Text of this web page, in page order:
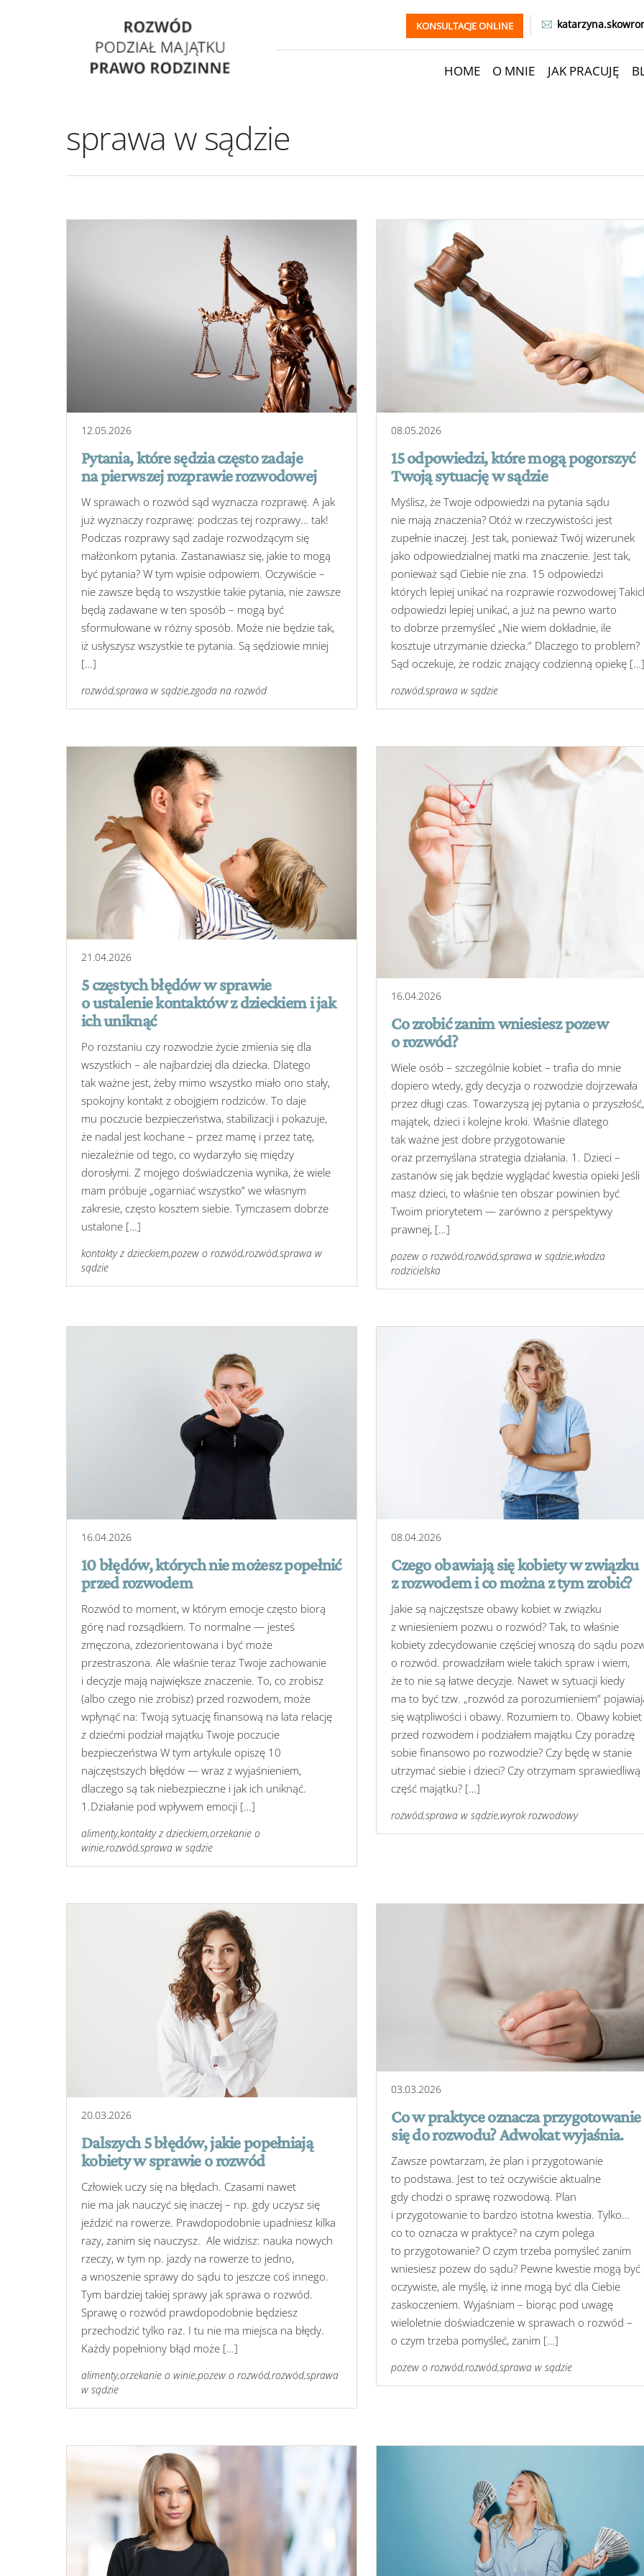
KONSULTACJE ONLINE
HOME O MNIE JAK PRACUJĘ
sprawa w sądzie
12.05.2026
Pytania, które sędzia często zadaje
na pierwszej rozprawie rozwodowej
W sprawach o rozwód sąd wyznacza rozprawę. A jak
już wyznaczy rozprawę: podczas tej rozprawy… tak!
Podczas rozprawy sąd zadaje rozwodzącym się
małżonkom pytania. Zastanawiasz się, jakie to mogą
być pytania? W tym wpisie odpowiem. Oczywiście –
nie zawsze będą to wszystkie takie pytania, nie zawsze
będą zadawane w ten sposób – mogą być
sformułowane w różny sposób. Może nie będzie tak,
iż usłyszysz wszystkie te pytania. Są sędziowie mniej
[…]
rozwód,sprawa w sądzie,zgoda na rozwód
08.05.2026
15 odpowiedzi, które mogą pogorszyć
Twoją sytuację w sądzie
Myślisz, że Twoje odpowiedzi na pytania sądu
nie mają znaczenia? Otóż w rzeczywistości jest
zupełnie inaczej. Jest tak, ponieważ Twój wizerunek
jako odpowiedzialnej matki ma znaczenie. Jest tak,
ponieważ sąd Ciebie nie zna. 15 odpowiedzi
których lepiej unikać na rozprawie rozwodowej
odpowiedzi lepiej unikać, a już na pewno warto
to dobrze przemyśleć „Nie wiem dokładnie, ile
kosztuje utrzymanie dziecka.” Dlaczego to problem?
Sąd oczekuje, że rodzic znający codzienną opiekę
rozwód,sprawa w sądzie
21 .04.2026
5 częstych błędów w sprawie
o ustalenie kontaktów z dzieckiem i jak
ich uniknąć
Po rozstaniu czy rozwodzie życie zmienia się dla
wszystkich – ale najbardziej dla dziecka. Dlatego
tak ważne jest, żeby mimo wszystko miało ono stały,
spokojny kontakt z obojgiem rodziców. To daje
mu poczucie bezpieczeństwa, stabilizacji i pokazuje,
że nadal jest kochane – przez mamę i przez tatę,
niezależnie od tego, co wydarzyło się między
dorosłymi. Z mojego doświadczenia wynika, że wiele
mam próbuje „ogarniać wszystko” we własnym
zakresie, często kosztem siebie. Tymczasem dobrze
ustalone […]
kontakty z dzieckiem,pozew o rozwód,rozwód,sprawa w
sądzie
16.04.2026
Co zrobić zanim wniesiesz pozew
o rozwód?
Wiele osób – szczególnie kobiet – trafia do mnie
dopiero wtedy, gdy decyzja o rozwodzie dojrzewała
przez długi czas. Towarzyszą jej pytania o przyszłość,
majątek, dzieci i kolejne kroki. Właśnie dlatego
tak ważne jest dobre przygotowanie
oraz przemyślana strategia działania. 1. Dzieci –
zastanów się jak będzie wyglądać kwestia opieki Jeśli
masz dzieci, to właśnie ten obszar powinien być
Twoim priorytetem — zarówno z perspektywy
prawnej, […]
pozew o rozwód,rozwód,sprawa w sądzie,władza
rodzicielska
16.04.2026
10 błędów, których nie możesz popełnić
przed rozwodem
Rozwód to moment, w którym emocje często biorą
górę nad rozsądkiem. To normalne — jesteś
zmęczona, zdezorientowana i być może
przestraszona. Ale właśnie teraz Twoje zachowanie
i decyzje mają największe znaczenie. To, co zrobisz
(albo czego nie zrobisz) przed rozwodem, może
wpłynąć na: Twoją sytuację finansową na lata relację
z dziećmi podział majątku Twoje poczucie
bezpieczeństwa W tym artykule opiszę 10
najczęstszych błędów — wraz z wyjaśnieniem,
dlaczego są tak niebezpieczne i jak ich uniknąć.
1.Działanie pod wpływem emocji […]
alimenty,kontakty z dzieckiem,orzekanie o
winie,rozwód,sprawa w sądzie
08.04.2026
Czego obawiają się kobiety w związku
z rozwodem i co można z tym zrobić?
Jakie są najczęstsze obawy kobiet w związku
z wniesieniem pozwu o rozwód? Tak, to właśnie
kobiety zdecydowanie częściej wnoszą do sądu
o rozwód. prowadziłam wiele takich spraw i wiem,
że to nie są łatwe decyzje. Nawet w sytuacji kiedy
ma to być tzw. „rozwód za porozumieniem”
się wątpliwości i obawy. Rozumiem to. Obawy kobiet
przed rozwodem i podziałem majątku Czy poradzę
sobie finansowo po rozwodzie? Czy będę w stanie
utrzymać siebie i dzieci? Czy otrzymam sprawiedliwą
część majątku? […]
rozwód,sprawa w sądzie,wyrok rozwodowy
20.03.2026
Dalszych 5 błędów, jakie popełniają
kobiety w sprawie o rozwód
Człowiek uczy się na błędach. Czasami nawet
nie ma jak nauczyć się inaczej – np. gdy uczysz się
jeździć na rowerze. Prawdopodobnie upadniesz kilka
razy, zanim się nauczysz. Ale widzisz: nauka nowych
rzeczy, w tym np. jazdy na rowerze to jedno,
a wnoszenie sprawy do sądu to jeszcze coś innego.
Tym bardziej takiej sprawy jak sprawa o rozwód.
Sprawę o rozwód prawdopodobnie będziesz
przechodzić tylko raz. I tu nie ma miejsca na błędy.
Każdy popełniony błąd może […]
alimenty,orzekanie o winie,pozew o rozwód,rozwód,sprawa
w sądzie
03.03.2026
Co w praktyce oznacza przygotowanie
się do rozwodu? Adwokat wyjaśnia.
Zawsze powtarzam, że plan i przygotowanie
to podstawa. Jest to też oczywiście aktualne
gdy chodzi o sprawę rozwodową. Plan
i przygotowanie to bardzo istotna kwestia. Tylko…
co to oznacza w praktyce? na czym polega
to przygotowanie? O czym trzeba pomyśleć zanim
wniesiesz pozew do sądu? Pewne kwestie mogą być
oczywiste, ale myślę, iż inne mogą być dla Ciebie
zaskoczeniem. Wyjaśniam – biorąc pod uwagę
wieloletnie doświadczenie w sprawach o rozwód –
o czym trzeba pomyśleć, zanim […]
pozew o rozwód,rozwód,sprawa w sądzie